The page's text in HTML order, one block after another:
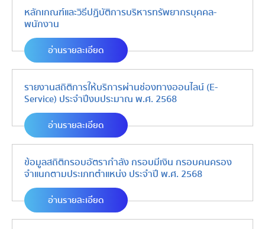
หลักเกณฑ์และวิธีปฏิบัติการบริหารทรัพยากรบุคคล-
พนักงาน
อ่านรายละเอียด
รายงานสถิติการให้บริการผ่านช่องทางออนไลน์ (E-
Service) ประจำปีงบประมาณ พ.ศ. 2568
อ่านรายละเอียด
ข้อมูลสถิติกรอบอัตรากำลัง กรอบมีเงิน กรอบคนครอง
จำแนกตามประเภทตำแหน่ง ประจำปี พ.ศ. 2568
อ่านรายละเอียด